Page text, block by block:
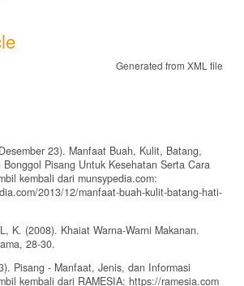
Generated from XML file
23). Manfaat Buah, Kulit, Batang,
Pisang Untuk Kesehatan Serta Cara
kembali dari munsypedia.com:
2013/12/manfaat-buah-kulit-batang-hati-
K. (2008). Khaiat Warna-Warni Makanan.
28-30.
Pisang - Manfaat, Jenis, dan Informasi
kembali dari RAMESIA: https://ramesia.com